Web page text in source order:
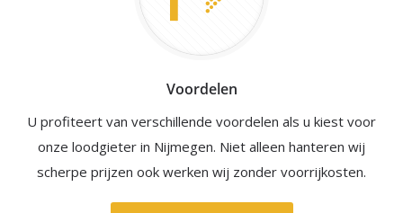
Voordelen
U profiteert van verschillende voordelen als u kiest voor
onze loodgieter in Nijmegen. Niet alleen hanteren wij
scherpe prijzen ook werken wij zonder voorrijkosten.